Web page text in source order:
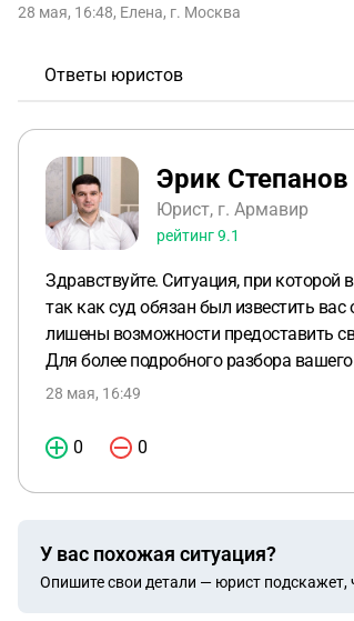
28 мая, 16:48, Елена, г. Москва
Ответы юристов
Эрик Степанов
Юрист, г. Армавир
рейтинг9.1
Здравствуйте. Ситуация, при
так как суд обязан был известить
лишены возможности предоставить
Для более подробного разбора
28 мая, 16:49
0 0
У вас похожая ситуация?
Опишите свои детали — юрист подскажет,